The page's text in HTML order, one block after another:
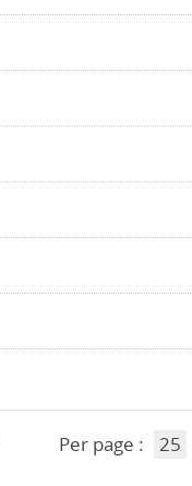
Per page : 25